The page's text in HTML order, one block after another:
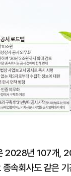
2028년 107개,
종속회사도 같은